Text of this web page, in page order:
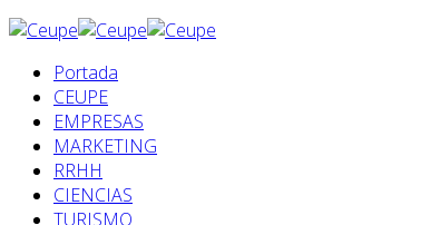
Portada
CEUPE
EMPRESAS
MARKETING
RRHH
CIENCIAS
TURISMO